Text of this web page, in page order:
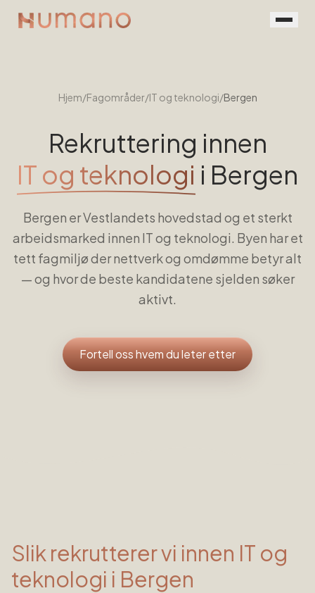
Menneskene
Kontakt
Book en prat
Hjem/Fagområder/IT og teknologi/Bergen
Rekruttering innen
IT og teknologi i Bergen
Bergen er Vestlandets hovedstad og et sterkt
arbeidsmarked innen IT og teknologi. Byen har et
tett fagmiljø der nettverk og omdømme betyr alt
— og hvor de beste kandidatene sjelden søker
aktivt.
Fortell oss hvem du leter etter
Slik rekrutterer vi innen IT og
teknologi i Bergen